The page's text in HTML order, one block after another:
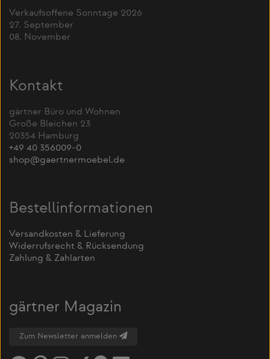
Verkaufsoffene Sonntage 2026
27. September
08. November
Kontakt
gärtner Büro und Wohnen
Große Bleichen 23
20354 Hamburg
+49 40 356009-0
shop@gaertnermoebel.de
Bestellinformationen
Versandkosten & Lieferung
Widerrufsrecht & Rücksendung
Zahlung & Zahlarten
gärtner Magazin
Zum Newsletter anmelden